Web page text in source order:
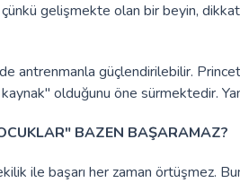
çünkü gelişmekte olan bir beyin, dikkat
antrenmanla güçlendirilebilir.
olduğunu öne sürmektedir.
BAZEN BAŞARAMAZ?
ile başarı her zaman örtüşmez.